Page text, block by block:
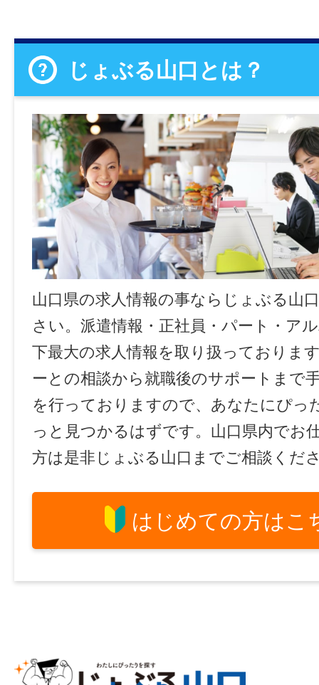
じょぶる山口とは？
山口県の求人情報の事ならじょぶる山
さい。派遣情報・正社員・パート・ア
下最大の求人情報を取り扱っておりま
ーとの相談から就職後のサポートまで
を行っておりますので、あなたにぴっ
っと見つかるはずです。山口県内でお
方は是非じょぶる山口までご相談くだ
はじめての方はこ